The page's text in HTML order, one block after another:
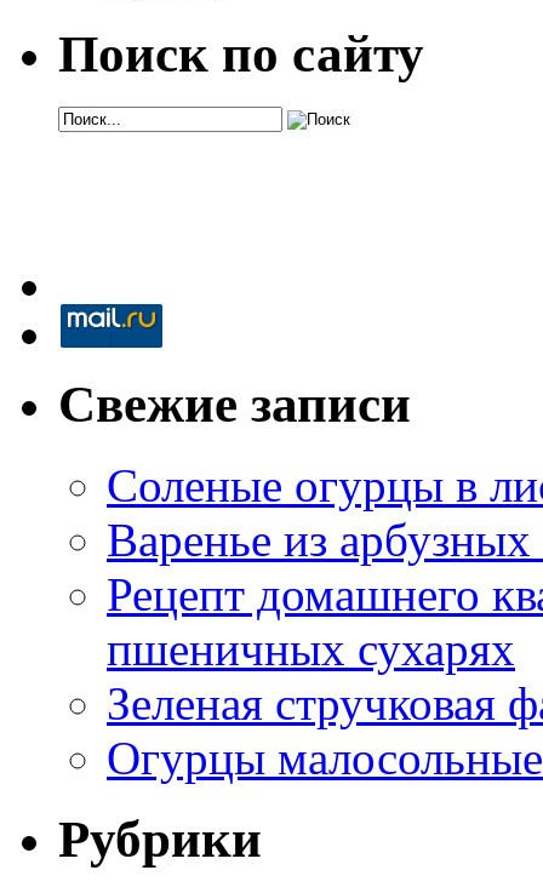
Поиск по сайту
Свежие записи
Соленые огурцы в
Варенье из
Рецепт домашнего
пшеничных сухарях
Зеленая стручковая
Огурцы
Рубрики